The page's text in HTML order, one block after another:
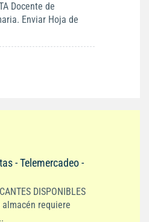
Docente de
Enviar Hoja de
- Telemercadeo -
DISPONIBLES
requiere